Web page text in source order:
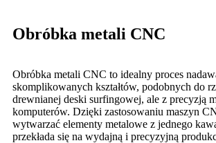
Obróbka metali CNC
Obróbka metali CNC to idealny proces
skomplikowanych kształtów, podobnych do
drewnianej deski surfingowej, ale z precyzją
komputerów. Dzięki zastosowaniu maszyn
wytwarzać elementy metalowe z jednego
przekłada się na wydajną i precyzyjną